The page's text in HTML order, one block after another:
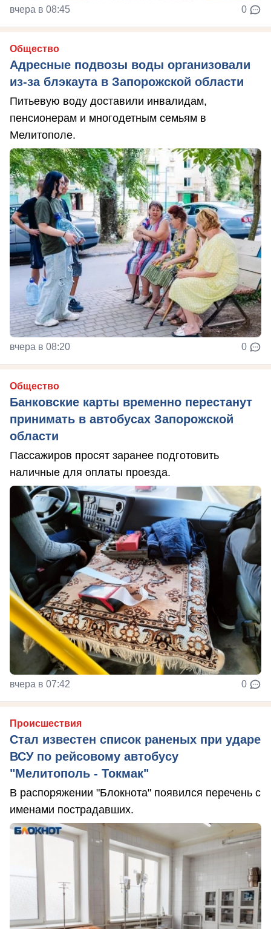
вчера в 08:45 0
Общество
Адресные подвозы воды организовали
из-за блэкаута в Запорожской области
Питьевую воду доставили инвалидам,
пенсионерам и многодетным семьям в
Мелитополе.
вчера в 08:20 0
Общество
Банковские карты временно перестанут
принимать в автобусах Запорожской
области
Пассажиров просят заранее подготовить
наличные для оплаты проезда.
вчера в 07:42 0
Происшествия
Стал известен список раненых при ударе
ВСУ по рейсовому автобусу
"Мелитополь - Токмак"
В распоряжении "Блокнота" появился перечень с
именами пострадавших.